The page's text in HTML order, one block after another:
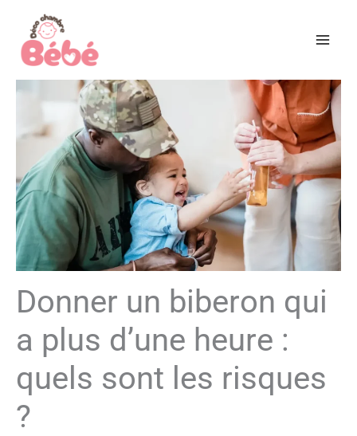
contenu
Donner un biberon qui
a plus d’une heure :
quels sont les risques
?